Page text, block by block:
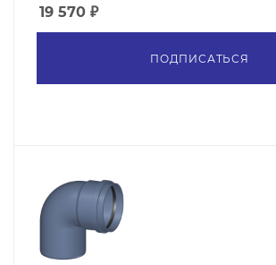
19 570 ₽
ПОДПИСАТЬСЯ